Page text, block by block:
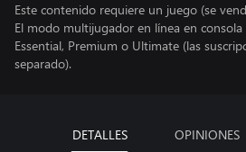
Este contenido requiere un juego (se
El modo multijugador en línea en consola
Essential, Premium o Ultimate (las
separado).
DETALLES OPINIONES